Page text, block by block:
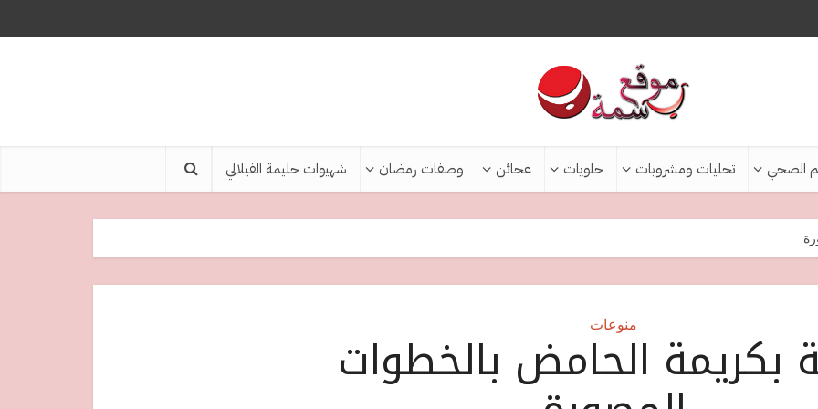
الصحي تحليات ومشروبات حلويات عجائن وصفات رمضان شهيوات حليمة الفيلالي
منوعات
بكريمة الحامض بالخطوات